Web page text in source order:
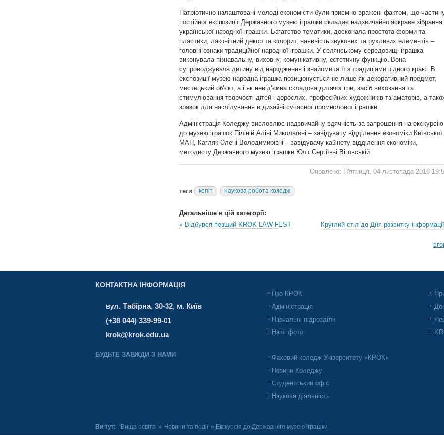
Патріотично налаштовані молоді економісти були приємно вражені фактом, що
постійної експозиції Державного музею іграшки складає надзвичайно яскраве зібрання
української народної іграшки. Багатство тематики, досконала простота форми та
пластики, лаконічний декор та колорит, наявність звукових та рухливих елементів –
головні ознаки традиційної народної іграшки. У селянському середовищі іграшка
виконувала пізнавальну, виховну, комунікативну, естетичну функцію. Вона
супроводжувала дитину від народження і знайомила її з традиціями рідного краю. В
експозиції музею народна іграшка позиціонується не лише як декоративний предмет,
мистецький об’єкт, а і як невід’ємна складова дитячої гри, засіб виховання та
стимулювання творчості дітей і дорослих, професійних художників та аматорів, а
зразок для наслідування в дизайні сучасної промислової іграшки.
Адміністрація Коледжу висловлює надзвичайну вдячність за запрошення на екскурсію
до музею іграшок Піліній Аліні Миколаївні – завідувачу відділення економіки Київської
МАН, Кагляк Олені Володимирівні – завідувачу кабінету відділення економіки,
методисту Державного музею іграшки Юлії Сергіївні Віговській
Оновлено: П'ятниця, 04 листопада 2016
теги кепіт наукова робота коледж
Детальніше в цій категорії:
« Відбувся перший KROK LAW FEST
Круглий стіл до Дня розвитку
КОНТАКТНА ІНФОРМАЦІЯ
вул. Табірна, 30-32, м. Київ
(+38 044) 339-99-01
krok@krok.edu.ua
БУДЬТЕ ЗАВЖДИ З НАМИ
Про КРОК
Адміністрація
Навчальні підрозділи
Наші фото
Фаховий коледж Університету «КРОК»
Новини Коледжу
Студентський офіс
Наукова діяльність
Ви тут: Вища освіта » Новини та події » Екскурсія до Державного музею іграшки